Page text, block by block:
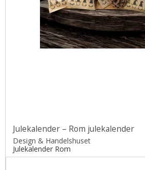
Julekalender – Rom julekalender
Design & Handelshuset
Julekalender Rom